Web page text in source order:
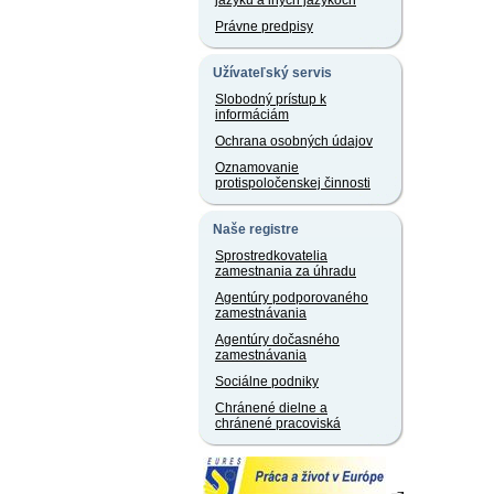
Právne predpisy
Užívateľský servis
Slobodný prístup k
informáciám
Ochrana osobných údajov
Oznamovanie
protispoločenskej činnosti
Naše registre
Sprostredkovatelia
zamestnania za úhradu
Agentúry podporovaného
zamestnávania
Agentúry dočasného
zamestnávania
Sociálne podniky
Chránené dielne a
chránené pracoviská